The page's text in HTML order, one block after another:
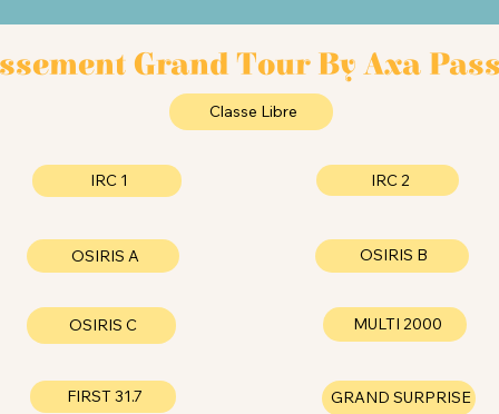
Grand Tour By Axa
Classe Libre
IRC 1 IRC 2
OSIRIS A OSIRIS B
OSIRIS C MULTI 2000
FIRST 31.7 GRAND SURPRISE